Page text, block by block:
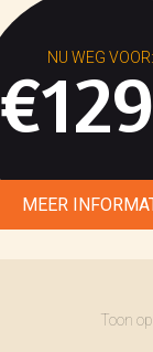
€129
Toon